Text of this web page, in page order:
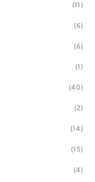
(11)
(6)
(6)
(1)
(40)
(2)
(14)
(15)
(4)